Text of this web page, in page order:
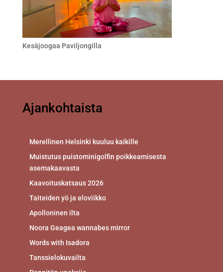
Kesäjoogaa Paviljongilla
Ajankohtaista
Merellinen Helsinki kuuluu kaikille
Muistutus puistominigolfin poikkeamisesta
asemakaavasta
Kaavoituskatsaus 2026
Taiteiden yö ja eloviikko
Apolloninen ilta
Noora Geagea wannabes mirror
Words with Isadora
Tanssielokuvailta